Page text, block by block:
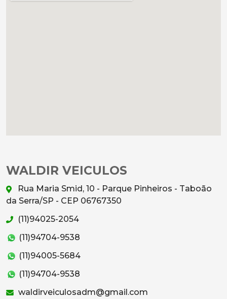
WALDIR VEICULOS
Rua Maria Smid, 10 - Parque Pinheiros - Taboão
da Serra/SP - CEP 06767350
(11)94025-2054
(11)94704-9538
(11)94005-5684
(11)94704-9538
waldirveiculosadm@gmail.com